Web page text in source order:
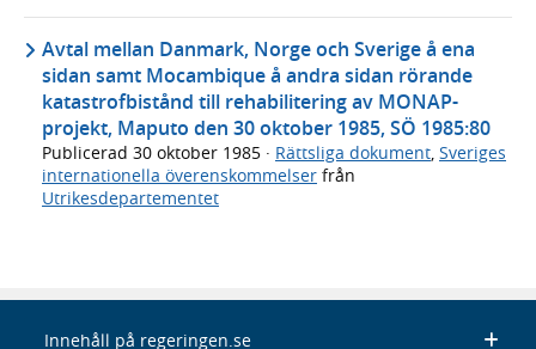
Avtal mellan Danmark, Norge och Sverige å ena
sidan samt Mocambique å andra sidan rörande
katastrofbistånd till rehabilitering av MONAP-
projekt, Maputo den 30 oktober 1985, SÖ 1985:80
Publicerad 30 oktober 1985 · Rättsliga dokument, Sveriges
internationella överenskommelser från
Utrikesdepartementet
Innehåll på regeringen.se